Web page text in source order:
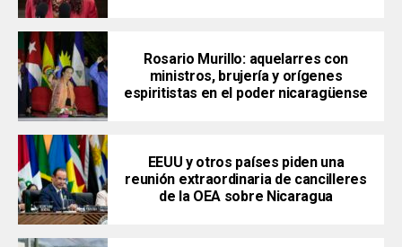
Rosario Murillo: aquelarres con
ministros, brujería y orígenes
espiritistas en el poder nicaragüense
EEUU y otros países piden una
reunión extraordinaria de cancilleres
de la OEA sobre Nicaragua